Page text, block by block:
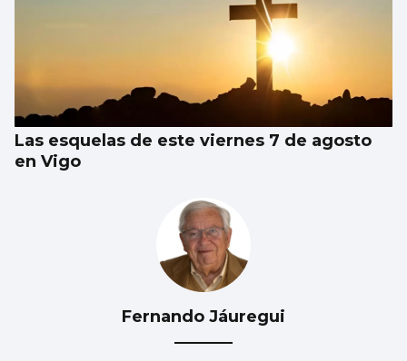
Récord de personas afiliadas en Vigo y
provincia en julio aunque sube el paro
Las esquelas de este viernes 7 de agosto
en Vigo
Fernando Jáuregui